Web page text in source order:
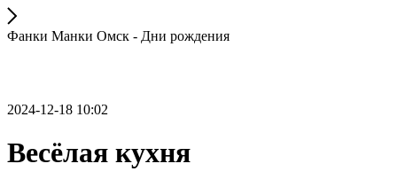
Фанки Манки Омск - Дни рождения
2024-12-18 10:02
Весёлая кухня